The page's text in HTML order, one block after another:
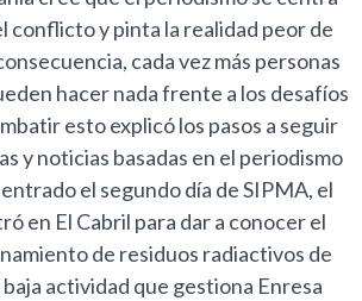
conflicto y pinta la realidad peor de
cada vez más personas
hacer nada frente a los desafíos
esto explicó los pasos a seguir
y noticias basadas en el periodismo
el segundo día de SIPMA, el
en El Cabril para dar a conocer el
de residuos radiactivos de
baja actividad que gestiona Enresa